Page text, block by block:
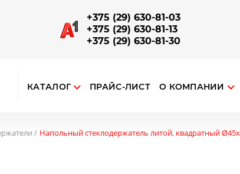
+375 (29) 630-81-03
+375 (29) 630-81-13
+375 (29) 630-81-30
поиск
КАТАЛОГ ПРАЙС-ЛИСТ О КОМПАНИИ
Напольный стеклодержатель литой, квадратный